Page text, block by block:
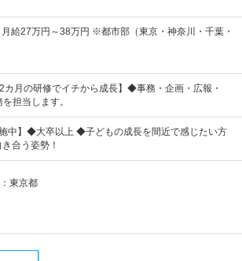
給27万円～38万円 ※都市部（東京・神奈川・千葉・
カ月の研修でイチから成長】◆事務・企画・広報・
担当します。
中】◆大卒以上 ◆子どもの成長を間近で感じたい方
合う姿勢！
東京都